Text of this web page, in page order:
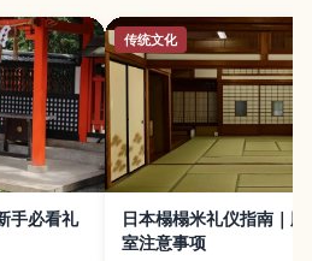
手必看礼
传统文化
日本榻榻米礼仪指南｜
室注意事项